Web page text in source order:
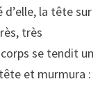
la tête sur
très
se tendit un
et murmura :